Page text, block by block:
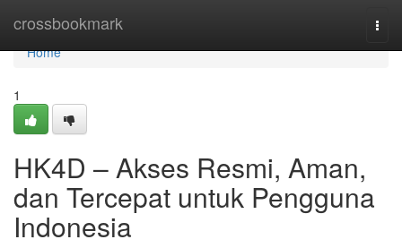
crossbookmark
Home
Home
1
HK4D – Akses Resmi, Aman,
dan Tercepat untuk Pengguna
Indonesia